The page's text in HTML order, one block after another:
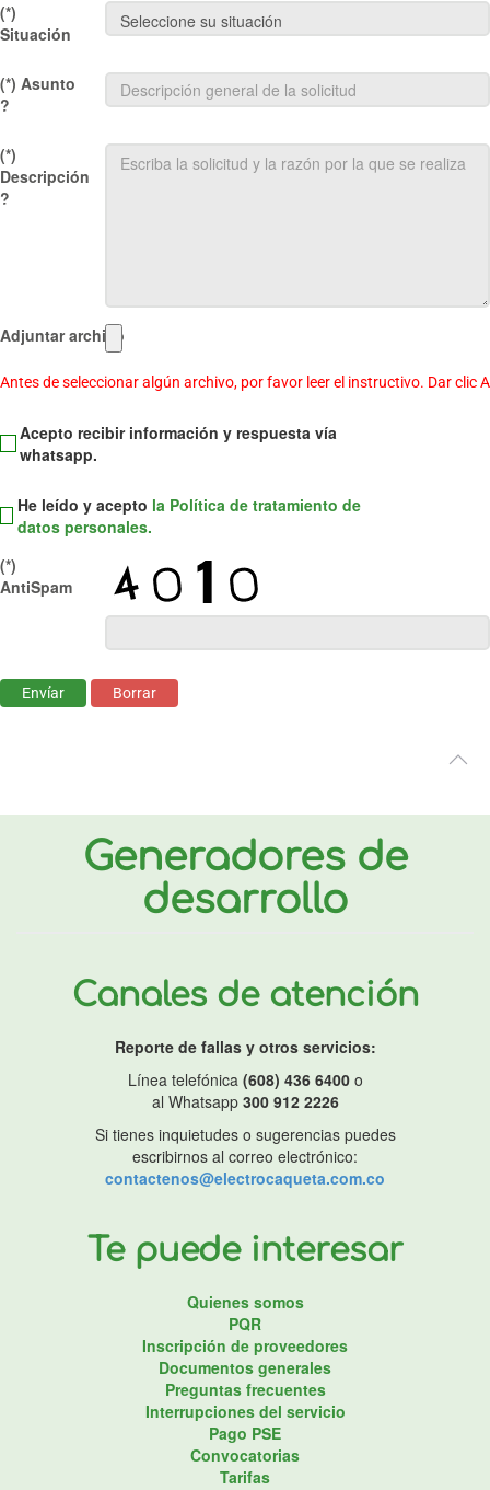
(*)
Situación
(*) Asunto
?
(*)
Descripción
?
Adjuntar archivo
Antes de seleccionar algún archivo, por favor leer el instructivo. Dar clic
Acepto recibir información y respuesta vía
whatsapp.
He leído y acepto la Política de tratamiento de
datos personales.
(*)
AntiSpam
Envíar Borrar
Generadores de
desarrollo
Canales de atención
Reporte de fallas y otros servicios:
Línea telefónica (608) 436 6400 o
al Whatsapp 300 912 2226
Si tienes inquietudes o sugerencias puedes
escribirnos al correo electrónico:
contactenos@electrocaqueta.com.co
Te puede interesar
Quienes somos
PQR
Inscripción de proveedores
Documentos generales
Preguntas frecuentes
Interrupciones del servicio
Pago PSE
Convocatorias
Tarifas